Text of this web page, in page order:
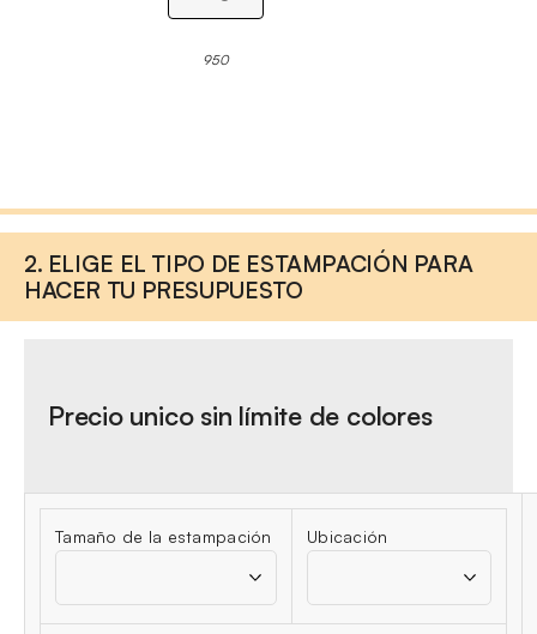
950
2. ELIGE EL TIPO DE ESTAMPACIÓN PARA
HACER TU PRESUPUESTO
Precio unico sin límite de colores
Tamaño de la estampación Ubicación